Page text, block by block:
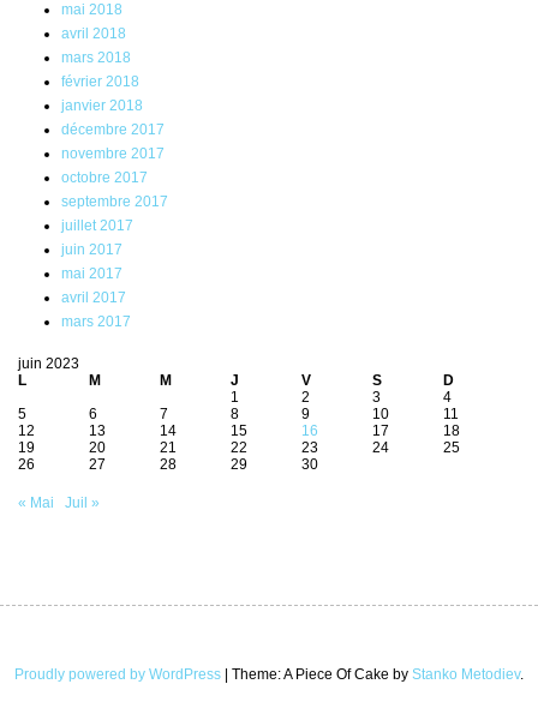
mai 2018
avril 2018
mars 2018
février 2018
janvier 2018
décembre 2017
novembre 2017
octobre 2017
septembre 2017
juillet 2017
juin 2017
mai 2017
avril 2017
mars 2017
juin 2023
L
M M J V S
D
1
2 3
4
5
6 7 8 9 10
11
12
13 14 15 16 17
18
19
20 21 22 23 24
25
26
27 28 29 30
« Mai Juil »
Proudly powered by WordPress Theme: A Piece Of Cake by Stanko Metodiev.